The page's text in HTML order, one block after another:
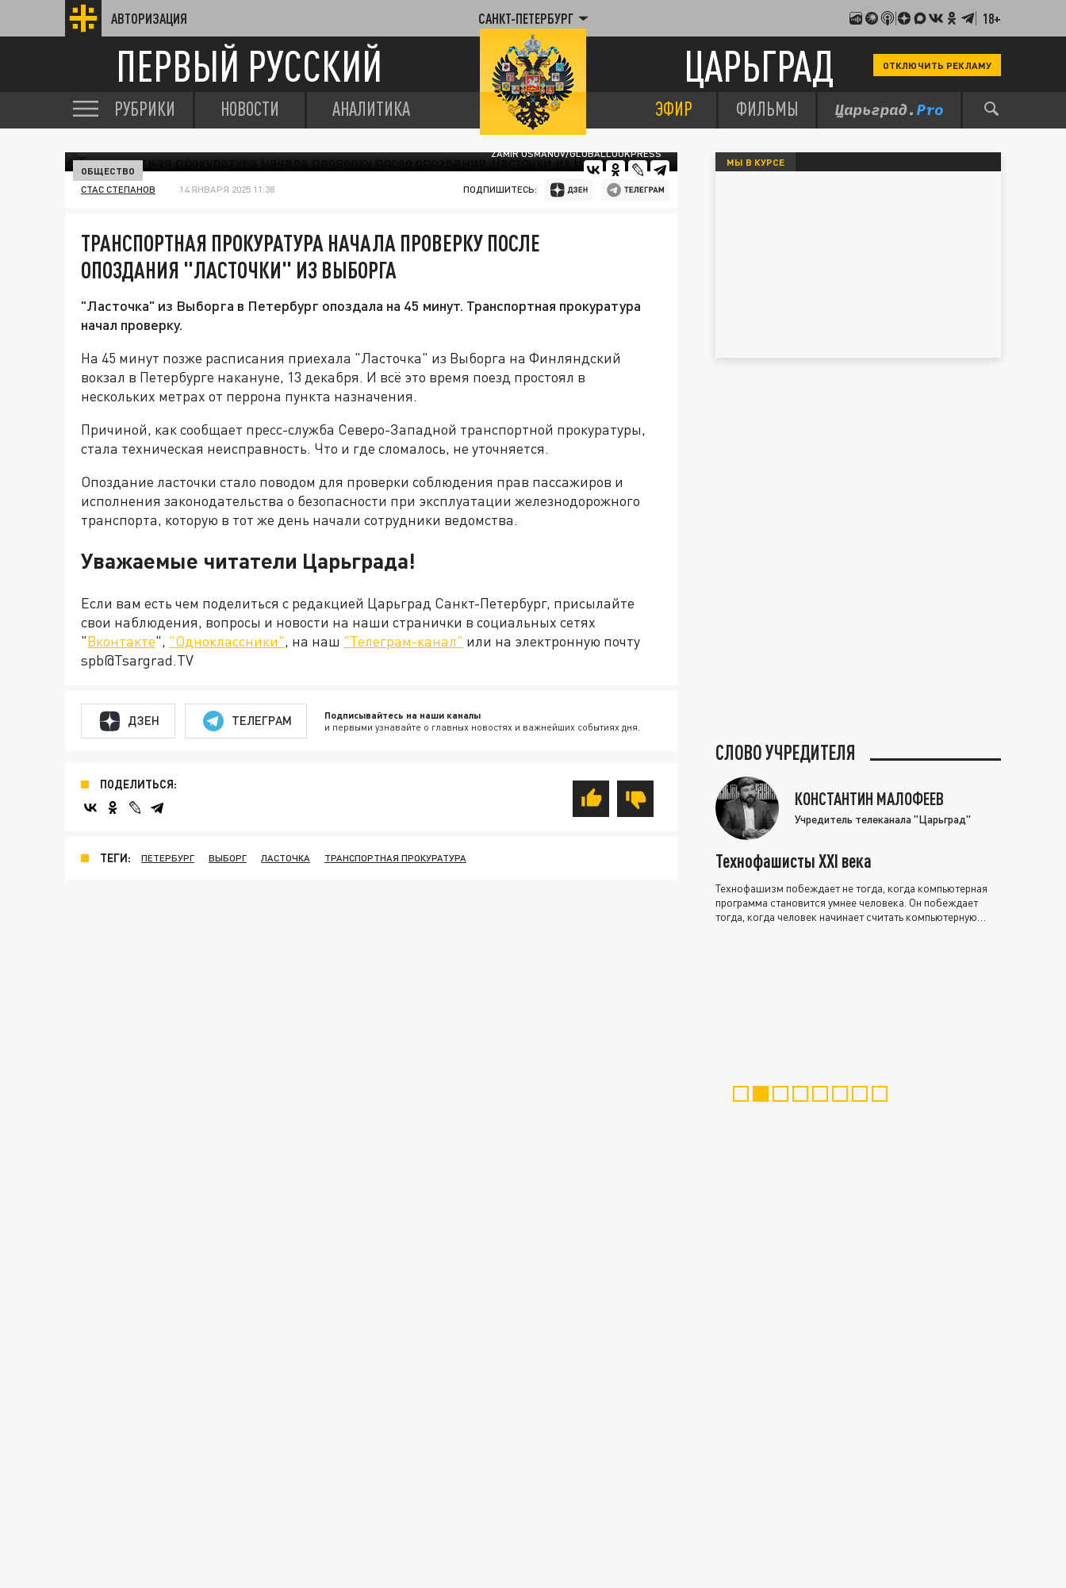
АВТОРИЗАЦИЯ САНКТ-ПЕТЕРБУРГ 18+
ПЕРВЫЙ РУССКИЙ ЦАРЬГРАД ОТКЛЮЧИТЬ РЕКЛАМУ
РУБРИКИ НОВОСТИ АНАЛИТИКА ЭФИР ФИЛЬМЫ
ZAMIR USMANOV/GLOBALLOOKPRESS
ОБЩЕСТВО
СТАС СТЕПАНОВ 14 ЯНВАРЯ 2025 11:38 ПОДПИШИТЕСЬ:
ТРАНСПОРТНАЯ ПРОКУРАТУРА НАЧАЛА ПРОВЕРКУ ПОСЛЕ
ОПОЗДАНИЯ "ЛАСТОЧКИ" ИЗ ВЫБОРГА
"Ласточка" из Выборга в Петербург опоздала на 45 минут. Транспортная прокуратура
начал проверку.
На 45 минут позже расписания приехала "Ласточка" из Выборга на Финляндский
вокзал в Петербурге накануне, 13 декабря. И всё это время поезд простоял в
нескольких метрах от перрона пункта назначения.
Причиной, как сообщает пресс-служба Северо-Западной транспортной прокуратуры,
стала техническая неисправность. Что и где сломалось, не уточняется.
Опоздание ласточки стало поводом для проверки соблюдения прав пассажиров и
исполнения законодательства о безопасности при эксплуатации железнодорожного
транспорта, которую в тот же день начали сотрудники ведомства.
Уважаемые читатели Царьграда!
Если вам есть чем поделиться с редакцией Царьград Санкт-Петербург, присылайте
свои наблюдения, вопросы и новости на наши странички в социальных сетях
"Вконтакте", "Одноклассники", на наш "Телеграм-канал" или на электронную почту
spb@Tsargrad.TV
ДЗЕН ТЕЛЕГРАМ Подписывайтесь на наши каналы
и первыми узнавайте о главных новостях и важнейших событиях дня.
ПОДЕЛИТЬСЯ:
ТЕГИ: ПЕТЕРБУРГ ВЫБОРГ ЛАСТОЧКА ТРАНСПОРТНАЯ ПРОКУРАТУРА
МЫ В КУРСЕ
СЛОВО УЧРЕДИТЕЛЯ
КОНСТАНТИН МАЛОФЕЕВ
Учредитель телеканала "Царьград"
Технофашисты XXI века
Технофашизм побеждает не тогда, когда компьютерная
программа становится умнее человека. Он побеждает
тогда, когда человек начинает считать компьютерную